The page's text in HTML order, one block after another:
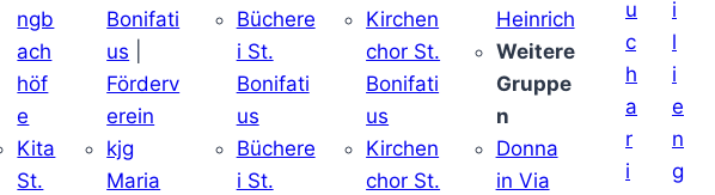
ngb
ach
höf
e
Kita
St.
Bonifati
us
Förderv
erein
kjg
Maria
Büchere
i St.
Bonifati
us
Büchere
i St.
Kirchen
chor St.
Bonifati
us
Kirchen
chor St.
Heinrich
Weitere
Gruppe
n
Donna
in Via
u
c
h
a
r
i
i
l
i
e
n
g